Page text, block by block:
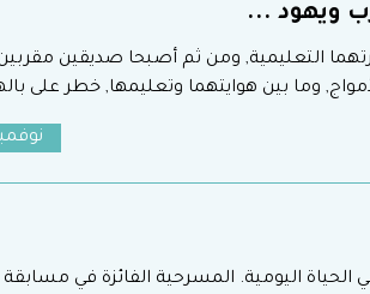
ويهود ...
التعليمية, ومن ثم أصبحا صديقين
وما بين هوايتهما وتعليمها, خطر على
نوفمبر 13,
الحياة اليومية. المسرحية الفائزة في